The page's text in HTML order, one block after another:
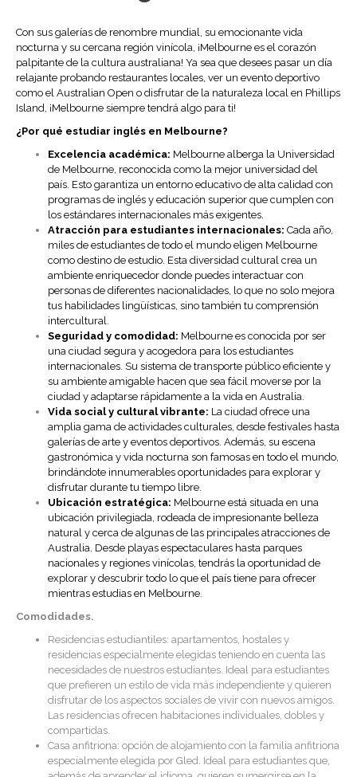
Con sus galerías de renombre mundial, su emocionante vida
nocturna y su cercana región vinícola, ¡Melbourne es el corazón
palpitante de la cultura australiana! Ya sea que desees pasar un día
relajante probando restaurantes locales, ver un evento deportivo
como el Australian Open o disfrutar de la naturaleza local en Phillips
Island, ¡Melbourne siempre tendrá algo para ti!
¿Por qué estudiar inglés en Melbourne?
Excelencia académica: Melbourne alberga la Universidad
de Melbourne, reconocida como la mejor universidad del
país. Esto garantiza un entorno educativo de alta calidad con
programas de inglés y educación superior que cumplen con
los estándares internacionales más exigentes.
Atracción para estudiantes internacionales: Cada año,
miles de estudiantes de todo el mundo eligen Melbourne
como destino de estudio. Esta diversidad cultural crea un
ambiente enriquecedor donde puedes interactuar con
personas de diferentes nacionalidades, lo que no solo mejora
tus habilidades lingüísticas, sino también tu comprensión
intercultural.
Seguridad y comodidad: Melbourne es conocida por ser
una ciudad segura y acogedora para los estudiantes
internacionales. Su sistema de transporte público eficiente y
su ambiente amigable hacen que sea fácil moverse por la
ciudad y adaptarse rápidamente a la vida en Australia.
Vida social y cultural vibrante: La ciudad ofrece una
amplia gama de actividades culturales, desde festivales hasta
galerías de arte y eventos deportivos. Además, su escena
gastronómica y vida nocturna son famosas en todo el mundo,
brindándote innumerables oportunidades para explorar y
disfrutar durante tu tiempo libre.
Ubicación estratégica: Melbourne está situada en una
ubicación privilegiada, rodeada de impresionante belleza
natural y cerca de algunas de las principales atracciones de
Australia. Desde playas espectaculares hasta parques
nacionales y regiones vinícolas, tendrás la oportunidad de
explorar y descubrir todo lo que el país tiene para ofrecer
mientras estudias en Melbourne.
Comodidades.
Residencias estudiantiles: apartamentos, hostales y
residencias especialmente elegidas teniendo en cuenta las
necesidades de nuestros estudiantes. Ideal para estudiantes
que prefieren un estilo de vida más independiente y quieren
disfrutar de los aspectos sociales de vivir con nuevos amigos.
Las residencias ofrecen habitaciones individuales, dobles y
compartidas.
Casa anfitriona: opción de alojamiento con la familia anfitriona
especialmente elegida por Gled. Ideal para estudiantes que,